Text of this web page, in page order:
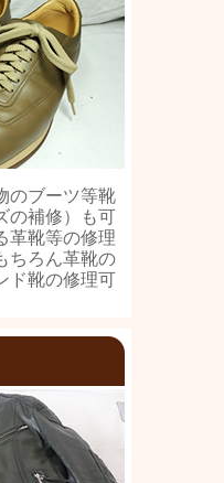
のブーツ等靴
の補修）も可
革靴等の修理
ちろん革靴の
ド靴の修理可